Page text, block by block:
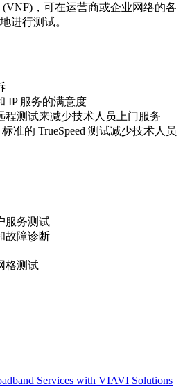
，可在运营商或企业网络的各
进行测试。
IP 服务的满意度
程测试来减少技术人员上门服务
准的 TrueSpeed 测试减少技术人员
服务测试
故障诊断
格测试
Services with VIAVI Solutions